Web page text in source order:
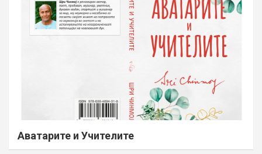
Аватарите и Учителите